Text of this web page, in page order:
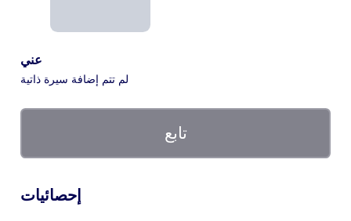
عني
لم تتم إضافة سيرة ذاتية
تابع
إحصائيات